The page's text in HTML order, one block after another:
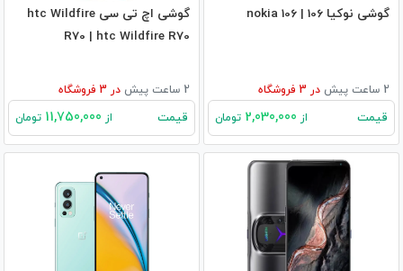
گوشی نوکیا 106 | nokia 106
2 ساعت پیش در فروشگاه
قیمت از تومان
گوشی اچ تی سی htc Wildfire
R70 | htc Wildfire R70
2 ساعت پیش در فروشگاه
قیمت از تومان